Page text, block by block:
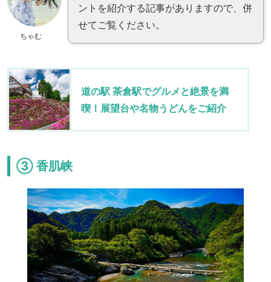
ちゃむ
ントを紹介する記事がありますので、併
せてご覧ください。
道の駅 茶倉駅でグルメと絶景を満
喫！展望台や名物うどんをご紹介
③ 香肌峡